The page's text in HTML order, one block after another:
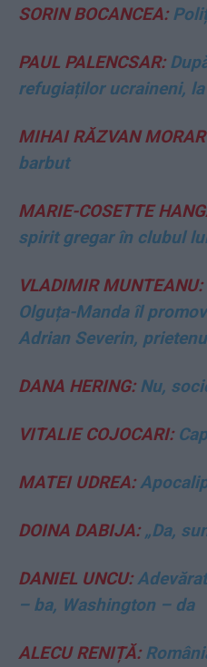
SORIN BOCANCEA:
PAUL PALENCSAR:
refugiaților ucraineni,
MIHAI RĂZVAN
barbut
MARIE-COSETTE
spirit gregar în clubul
VLADIMIR MUNTEANU:
Olguța-Manda îl
Adrian Severin,
DANA HERING:Nu,
VITALIE COJOCARI:
MATEI UDREA:
DOINA DABIJA:„Da,
DANIEL UNCU:
– ba, Washington – da
ALECU RENIȚĂ: